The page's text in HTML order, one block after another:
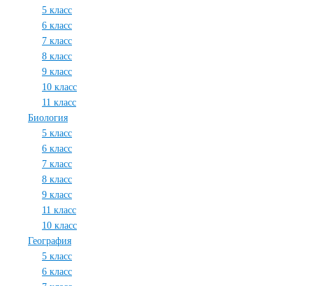
5 класс
6 класс
7 класс
8 класс
9 класс
10 класс
11 класс
Биология
5 класс
6 класс
7 класс
8 класс
9 класс
11 класс
10 класс
География
5 класс
6 класс